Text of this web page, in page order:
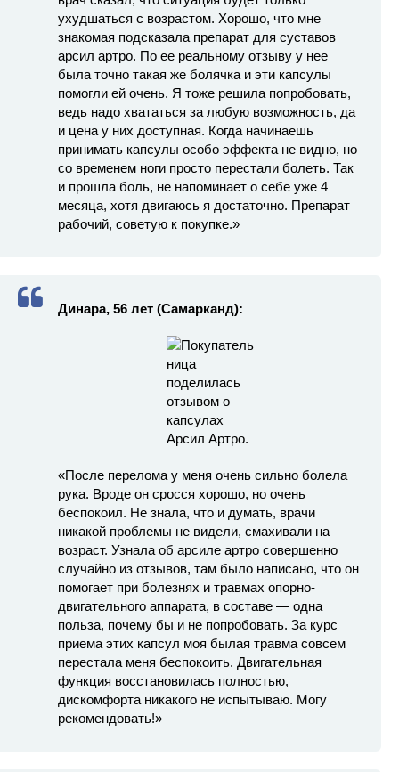
ухудшаться с возрастом. Хорошо, что мне
знакомая подсказала препарат для суставов
арсил артро. По ее реальному отзыву у нее
была точно такая же болячка и эти капсулы
помогли ей очень. Я тоже решила попробовать,
ведь надо хвататься за любую возможность, да
и цена у них доступная. Когда начинаешь
принимать капсулы особо эффекта не видно, но
со временем ноги просто перестали болеть. Так
и прошла боль, не напоминает о себе уже 4
месяца, хотя двигаюсь я достаточно. Препарат
рабочий, советую к покупке.»
Динара, 56 лет (Самарканд):
«После перелома у меня очень сильно болела
рука. Вроде он сросся хорошо, но очень
беспокоил. Не знала, что и думать, врачи
никакой проблемы не видели, смахивали на
возраст. Узнала об арсиле артро совершенно
случайно из отзывов, там было написано, что он
помогает при болезнях и травмах опорно-
двигательного аппарата, в составе — одна
польза, почему бы и не попробовать. За курс
приема этих капсул моя былая травма совсем
перестала меня беспокоить. Двигательная
функция восстановилась полностью,
дискомфорта никакого не испытываю. Могу
рекомендовать!»